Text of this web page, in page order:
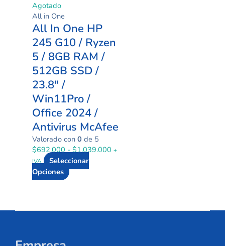
Agotado
All in One
All In One HP
245 G10 / Ryzen
5 / 8GB RAM /
512GB SSD /
23.8″ /
Win11Pro /
Office 2024 /
Antivirus McAfee
Valorado con 0 de 5
$692.000 - $1.039.000 +
IVA
Seleccionar
Opciones